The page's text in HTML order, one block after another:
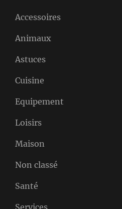
Accessoires
Animaux
Astuces
Cuisine
Equipement
Loisirs
Maison
Non classé
Santé